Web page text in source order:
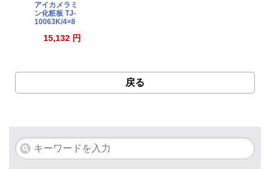
アイカメラミ
ン化粧板 TJ-
10063K/4×8
15,132 円
戻る